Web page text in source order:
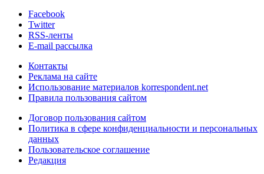
Facebook
Twitter
RSS-ленты
E-mail рассылка
Контакты
Реклама на сайте
Использование материалов korrespondent.net
Правила пользования сайтом
Договор пользования сайтом
Политика в сфере конфиденциальности и персональных
данных
Пользовательское соглашение
Редакция